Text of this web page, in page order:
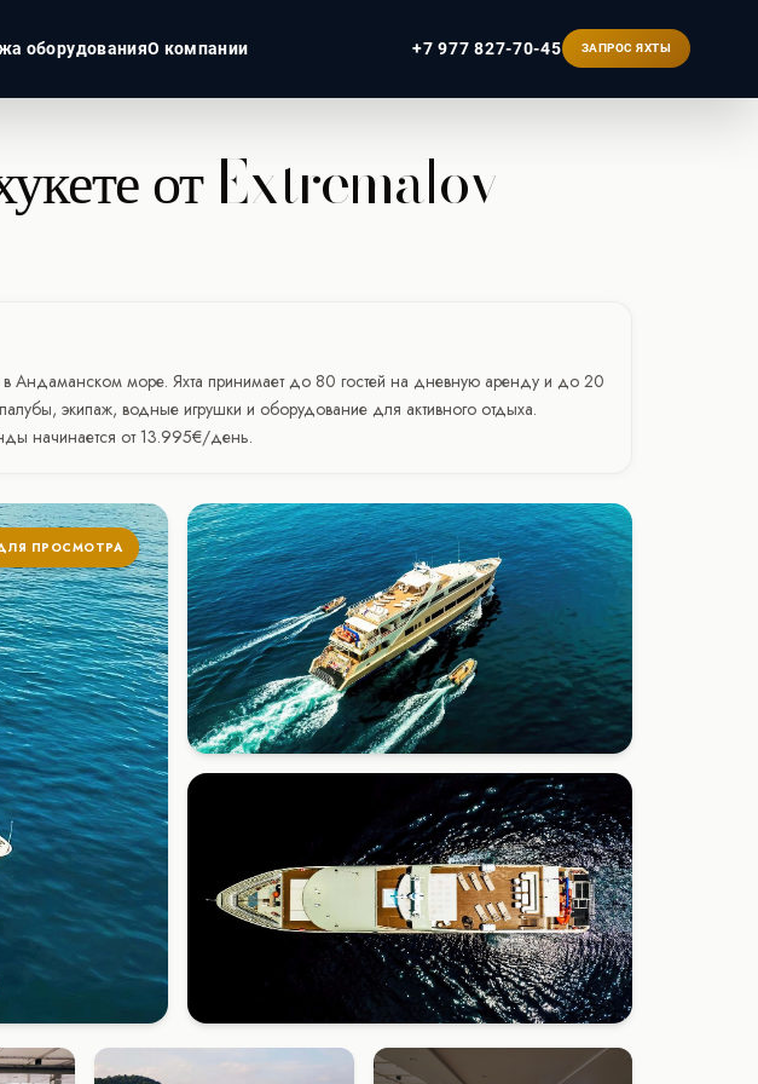
Москва
оборудованияО компании +7 977 827-70-45 ЗАПРОС ЯХТЫ
от Extremalov
в Андаманском море. Яхта принимает до 80 гостей на дневную аренду и до 20
экипаж, водные игрушки и оборудование для активного отдыха.
начинается от 13.995€/день.
ПРОСМОТРА